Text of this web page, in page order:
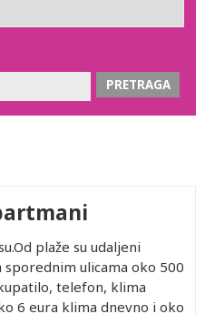
plaže su udaljeni
ulicama oko 500
telefon, klima
6 eura klima dnevno i oko